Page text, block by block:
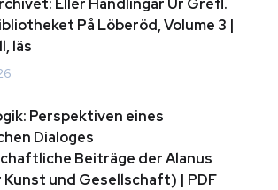
Eller Handlingar Ur Grefl.
På Löberöd, Volume 3 |
läs
Perspektiven eines
Dialoges
Beiträge der Alanus
und Gesellschaft) | PDF